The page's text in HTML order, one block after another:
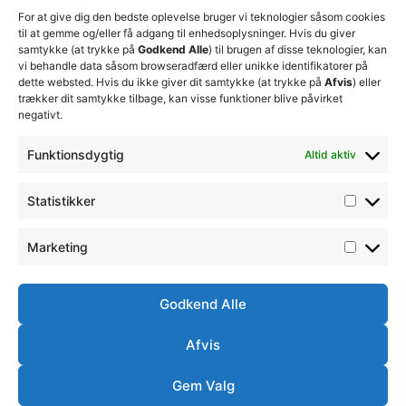
For at give dig den bedste oplevelse bruger vi teknologier såsom cookies
til at gemme og/eller få adgang til enhedsoplysninger. Hvis du giver
samtykke (at trykke på Godkend Alle) til brugen af disse teknologier, kan
vi behandle data såsom browseradfærd eller unikke identifikatorer på
dette websted. Hvis du ikke giver dit samtykke (at trykke på Afvis) eller
trækker dit samtykke tilbage, kan visse funktioner blive påvirket
negativt.
Funktionsdygtig Altid aktiv
Statistikker
Marketing
Godkend Alle
Afvis
Gem Valg
beslutninger
for at
sikre
klubbens
fremtid
Josefine
træder
20. juni 2026
FC - Simsoft